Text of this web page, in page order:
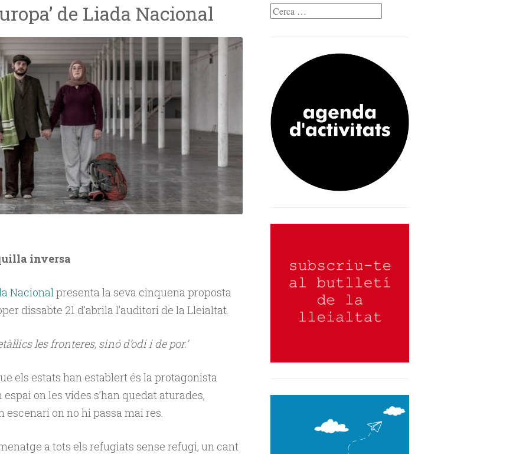
de Liada Nacional
inversa
Nacionalpresenta la seva cinquena proposta
dissabte 21 d’abrila l’auditori de la Lleialtat.
les fronteres, sinó d’odi i de por.’
els estats han establert és la protagonista
on les vides s’han quedat aturades,
escenari on no hi passa mai res.
a tots els refugiats sense refugi, un cant
Cerca: